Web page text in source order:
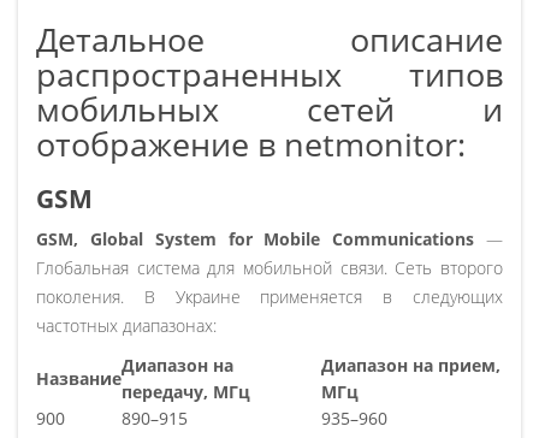
Детальное описание
распространенных типов
мобильных сетей и
отображение в netmonitor:
GSM
GSM, Global System for Mobile Communications —
Глобальная система для мобильной связи. Сеть второго
поколения. В Украине применяется в следующих
частотных диапазонах:
Название
Диапазон на
передачу, МГц
Диапазон на прием,
МГц
900
890–915
935–960